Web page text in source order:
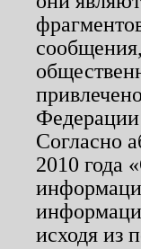
Согласно
2010 года
исходя из